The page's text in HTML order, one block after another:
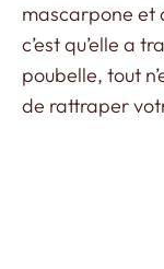
mascarpone et
c’est qu’elle a
poubelle, tout
de rattraper